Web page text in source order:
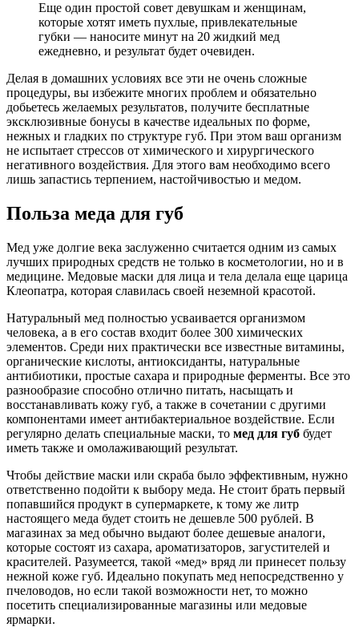
Еще один простой совет девушкам и женщинам,
которые хотят иметь пухлые, привлекательные
губки — наносите минут на 20 жидкий мед
ежедневно, и результат будет очевиден.
Делая в домашних условиях все эти не очень сложные
процедуры, вы избежите многих проблем и обязательно
добьетесь желаемых результатов, получите бесплатные
эксклюзивные бонусы в качестве идеальных по форме,
нежных и гладких по структуре губ. При этом ваш организм
не испытает стрессов от химического и хирургического
негативного воздействия. Для этого вам необходимо всего
лишь запастись терпением, настойчивостью и медом.
Польза меда для губ
Мед уже долгие века заслуженно считается одним из самых
лучших природных средств не только в косметологии, но и в
медицине. Медовые маски для лица и тела делала еще царица
Клеопатра, которая славилась своей неземной красотой.
Натуральный мед полностью усваивается организмом
человека, а в его состав входит более 300 химических
элементов. Среди них практически все известные витамины,
органические кислоты, антиоксиданты, натуральные
антибиотики, простые сахара и природные ферменты. Все это
разнообразие способно отлично питать, насыщать и
восстанавливать кожу губ, а также в сочетании с другими
компонентами имеет антибактериальное воздействие. Если
регулярно делать специальные маски, то мед для губ будет
иметь также и омолаживающий результат.
Чтобы действие маски или скраба было эффективным, нужно
ответственно подойти к выбору меда. Не стоит брать первый
попавшийся продукт в супермаркете, к тому же литр
настоящего меда будет стоить не дешевле 500 рублей. В
магазинах за мед обычно выдают более дешевые аналоги,
которые состоят из сахара, ароматизаторов, загустителей и
красителей. Разумеется, такой «мед» вряд ли принесет пользу
нежной коже губ. Идеально покупать мед непосредственно у
пчеловодов, но если такой возможности нет, то можно
посетить специализированные магазины или медовые
ярмарки.